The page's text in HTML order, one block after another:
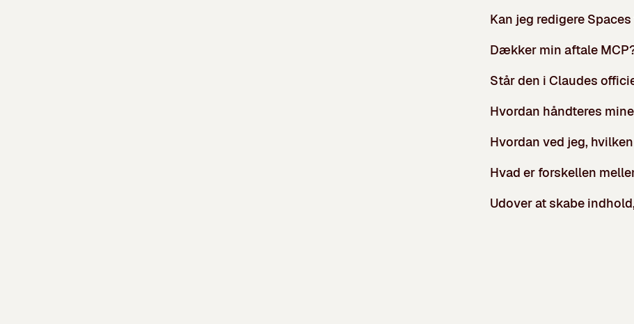
Kan jeg redigere
Dækker min aftale
Står den i Claudes
Hvordan håndteres
Hvordan ved jeg,
Hvad er forskellen
Udover at skabe